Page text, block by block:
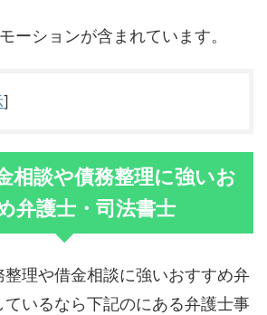
ーションが含まれています。
]
相談や債務整理に強いお
弁護士・司法書士
理や借金相談に強いおすすめ弁
いるなら下記のにある弁護士事